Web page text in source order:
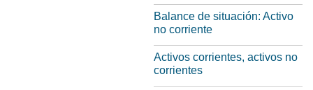
Balance de situación: Activo
no corriente
Activos corrientes, activos no
corrientes